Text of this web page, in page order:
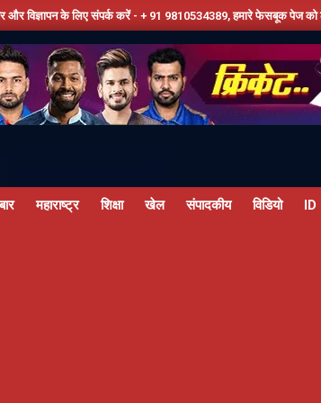
करें - + 91 9810534389, हमारे फेसबूक पेज को लाइक करें ,हमे यूट्यूब
महाराष्ट्र शिक्षा खेल संपादकीय विडियो ID